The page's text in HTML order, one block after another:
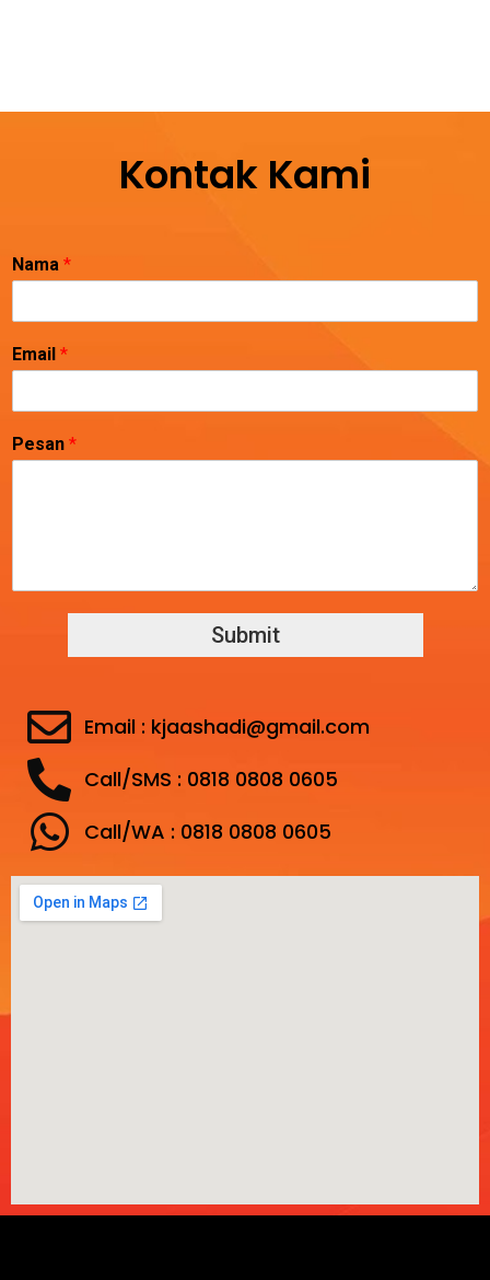
Kontak Kami
Nama *
Email *
Pesan *
Submit
Email : kjaashadi@gmail.com
Call/SMS : 0818 0808 0605
Call/WA : 0818 0808 0605